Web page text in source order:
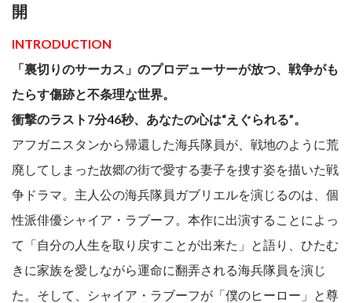
開
INTRODUCTION
「裏切りのサーカス」のプロデューサーが放つ、戦争がも
たらす傷跡と不条理な世界。
衝撃のラスト7分46秒、あなたの心は“えぐられる”。
アフガニスタンから帰還した海兵隊員が、戦地のように荒
廃してしまった故郷の街で愛する妻子を捜す姿を描いた戦
争ドラマ。主人公の海兵隊員ガブリエルを演じるのは、個
性派俳優シャイア・ラブーフ。本作に出演することによっ
て「自分の人生を取り戻すことが出来た」と語り、ひたむ
きに家族を愛しながら運命に翻弄される海兵隊員を演じ
た。そして、シャイア・ラブーフが「僕のヒーロー」と尊